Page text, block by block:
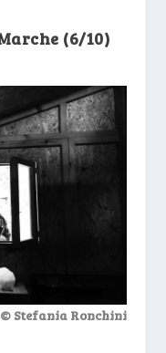
(6/10)
© Stefania Ronchini